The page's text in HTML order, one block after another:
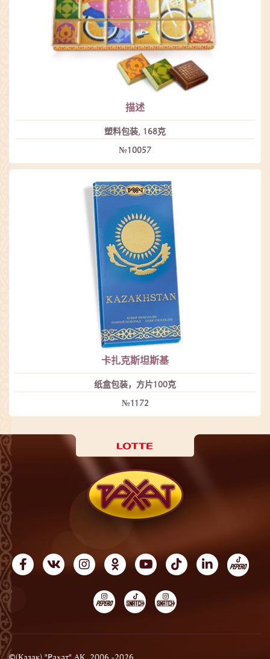
描述
塑料包装, 168克
№10057
卡扎克斯坦斯基
纸盒包装，方片100克
№1172